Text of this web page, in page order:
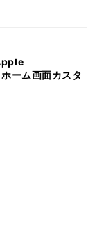
ーム画面カスタ